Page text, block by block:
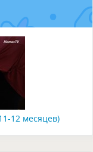
12 месяцев)